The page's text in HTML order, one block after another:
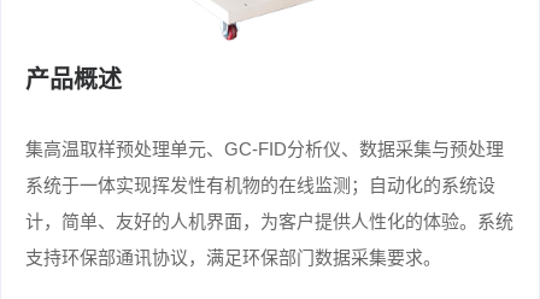
产品概述
集高温取样预处理单元、GC-FID分析仪、数据采集与预处理
系统于一体实现挥发性有机物的在线监测；自动化的系统设
计，简单、友好的人机界面，为客户提供人性化的体验。系统
支持环保部通讯协议，满足环保部门数据采集要求。